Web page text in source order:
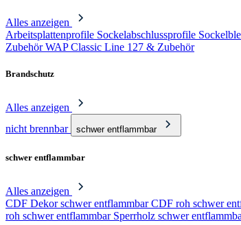
Alles anzeigen
Arbeitsplattenprofile Sockelabschlussprofile
Zubehör WAP Classic Line 127 & Zubehör
Brandschutz
Alles anzeigen
nicht brennbar
schwer entflammbar
schwer entflammbar
Alles anzeigen
CDF Dekor schwer entflammbar CDF roh schwer
roh schwer entflammbar Sperrholz schwer